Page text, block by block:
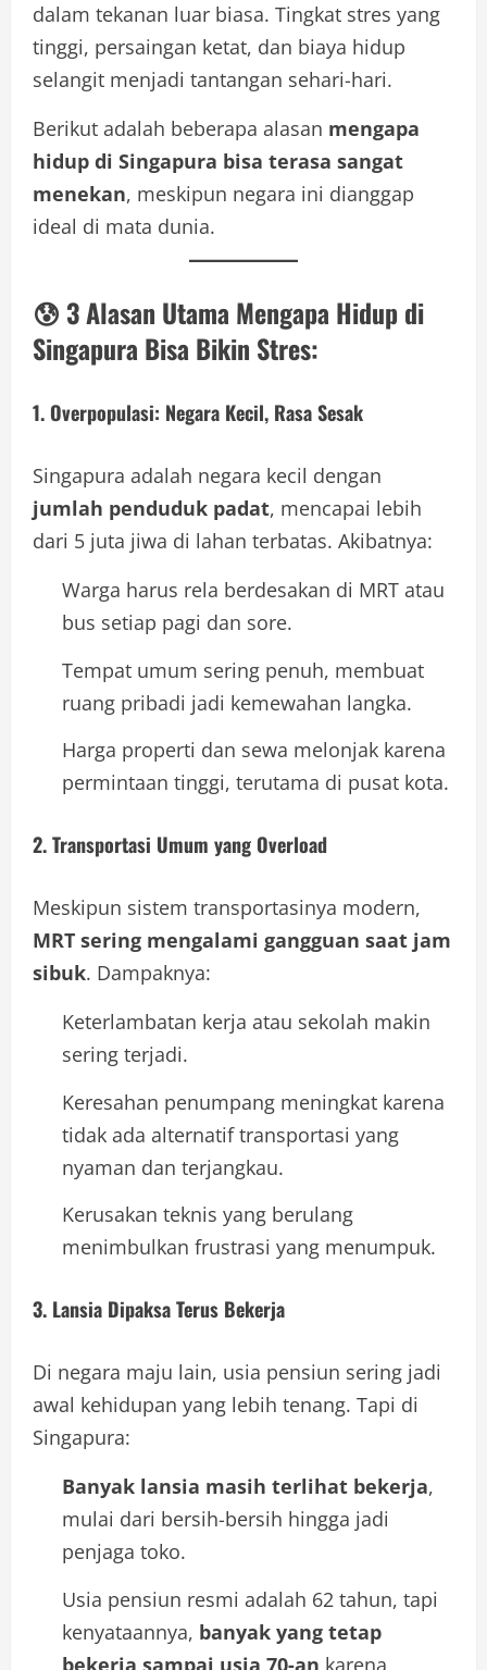
dalam tekanan luar biasa. Tingkat stres yang
tinggi, persaingan ketat, dan biaya hidup
selangit menjadi tantangan sehari-hari.
Berikut adalah beberapa alasan mengapa
hidup di Singapura bisa terasa sangat
menekan, meskipun negara ini dianggap
ideal di mata dunia.
😰 3 Alasan Utama Mengapa Hidup di
Singapura Bisa Bikin Stres:
1.Overpopulasi: Negara Kecil, Rasa Sesak
Singapura adalah negara kecil dengan
jumlah penduduk padat, mencapai lebih
dari 5 juta jiwa di lahan terbatas. Akibatnya:
Warga harus rela berdesakan di MRT atau
bus setiap pagi dan sore.
Tempat umum sering penuh, membuat
ruang pribadi jadi kemewahan langka.
Harga properti dan sewa melonjak karena
permintaan tinggi, terutama di pusat kota.
2.Transportasi Umum yang Overload
Meskipun sistem transportasinya modern,
MRT sering mengalami gangguan saat jam
sibuk. Dampaknya:
Keterlambatan kerja atau sekolah makin
sering terjadi.
Keresahan penumpang meningkat karena
tidak ada alternatif transportasi yang
nyaman dan terjangkau.
Kerusakan teknis yang berulang
menimbulkan frustrasi yang menumpuk.
3. Lansia Dipaksa Terus Bekerja
Di negara maju lain, usia pensiun sering jadi
awal kehidupan yang lebih tenang. Tapi di
Singapura:
Banyak lansia masih terlihat bekerja,
mulai dari bersih-bersih hingga jadi
penjaga toko.
Usia pensiun resmi adalah 62 tahun, tapi
kenyataannya, banyak yang tetap
bekerja sampai usia 70-an karena